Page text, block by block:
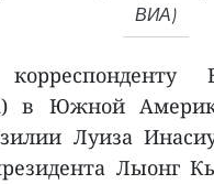
ВИА)
в Южной
Луиза
Лыонг